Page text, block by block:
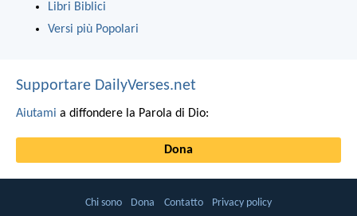
Libri Biblici
Versi più Popolari
Supportare DailyVerses.net
Aiutami a diffondere la Parola di Dio:
Dona
Chi sono Dona Contatto Privacy policy